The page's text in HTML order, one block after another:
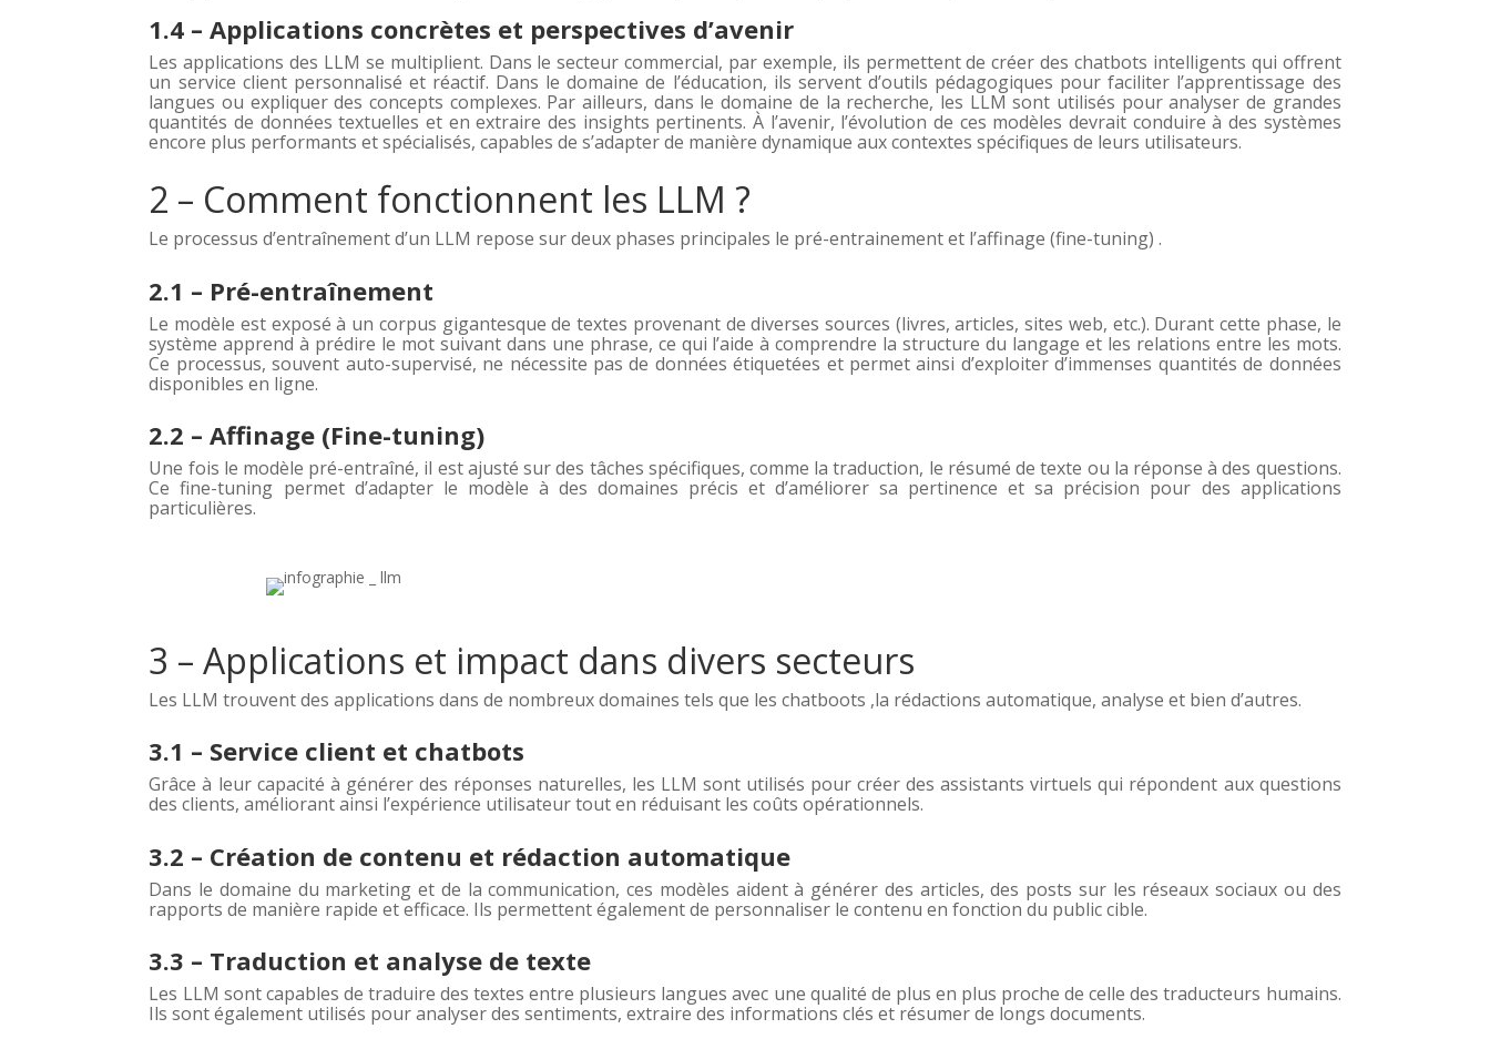
1.4 – Applications concrètes et perspectives d’avenir
Les applications des LLM se multiplient. Dans le secteur commercial, par exemple, ils permettent de créer des chatbots intelligents qui offrent
un service client personnalisé et réactif. Dans le domaine de l’éducation, ils servent d’outils pédagogiques pour faciliter l’apprentissage des
langues ou expliquer des concepts complexes. Par ailleurs, dans le domaine de la recherche, les LLM sont utilisés pour analyser de grandes
quantités de données textuelles et en extraire des insights pertinents. À l’avenir, l’évolution de ces modèles devrait conduire à des systèmes
encore plus performants et spécialisés, capables de s’adapter de manière dynamique aux contextes spécifiques de leurs utilisateurs.
2 – Comment fonctionnent les LLM ?
Le processus d’entraînement d’un LLM repose sur deux phases principales le pré-entrainement et l’affinage (fine-tuning) .
2.1 – Pré-entraînement
Le modèle est exposé à un corpus gigantesque de textes provenant de diverses sources (livres, articles, sites web, etc.). Durant cette phase, le
système apprend à prédire le mot suivant dans une phrase, ce qui l’aide à comprendre la structure du langage et les relations entre les mots.
Ce processus, souvent auto-supervisé, ne nécessite pas de données étiquetées et permet ainsi d’exploiter d’immenses quantités de données
disponibles en ligne.
2.2 – Affinage (Fine-tuning)
Une fois le modèle pré-entraîné, il est ajusté sur des tâches spécifiques, comme la traduction, le résumé de texte ou la réponse à des questions.
Ce fine-tuning permet d’adapter le modèle à des domaines précis et d’améliorer sa pertinence et sa précision pour des applications
particulières.
3 – Applications et impact dans divers secteurs
Les LLM trouvent des applications dans de nombreux domaines tels que les chatboots ,la rédactions automatique, analyse et bien d’autres.
3.1 – Service client et chatbots
Grâce à leur capacité à générer des réponses naturelles, les LLM sont utilisés pour créer des assistants virtuels qui répondent aux questions
des clients, améliorant ainsi l’expérience utilisateur tout en réduisant les coûts opérationnels.
3.2 – Création de contenu et rédaction automatique
Dans le domaine du marketing et de la communication, ces modèles aident à générer des articles, des posts sur les réseaux sociaux ou des
rapports de manière rapide et efficace. Ils permettent également de personnaliser le contenu en fonction du public cible.
3.3 – Traduction et analyse de texte
Les LLM sont capables de traduire des textes entre plusieurs langues avec une qualité de plus en plus proche de celle des traducteurs humains.
Ils sont également utilisés pour analyser des sentiments, extraire des informations clés et résumer de longs documents.